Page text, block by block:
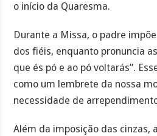
o início da Quaresma.
Durante a Missa, o padre
dos fiéis, enquanto pronuncia
que és pó e ao pó voltarás”.
como um lembrete da nossa
necessidade de
Além da imposição das cinzas,